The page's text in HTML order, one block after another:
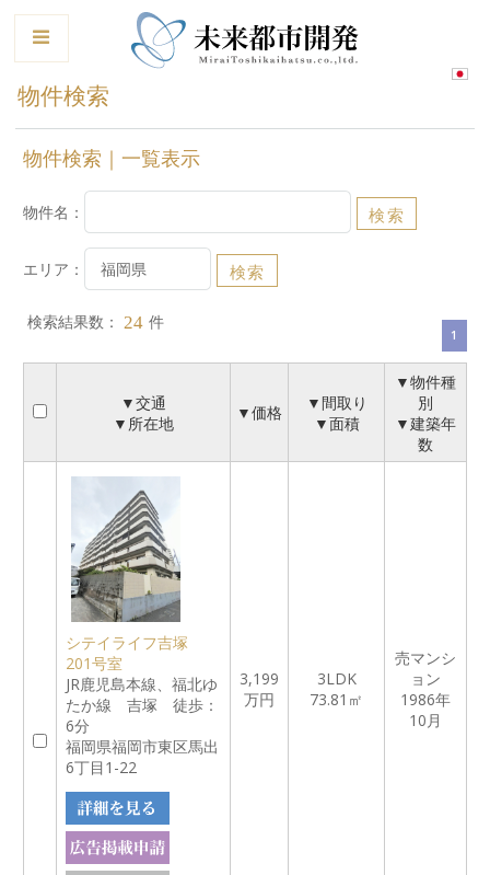
物件検索
物件検索｜一覧表示
物件名：
エリア：
検索結果数： 24 件
1
▼交通
▼所在地
▼価格
▼間取り
▼面積
▼物件種
別
▼建築年
数
シテイライフ吉塚
201号室
JR鹿児島本線、福北ゆ
たか線 吉塚 徒歩：
6分
福岡県福岡市東区馬出
6丁目1-22
3,199
万円
3LDK
73.81㎡
売マンシ
ョン
1986年
10月